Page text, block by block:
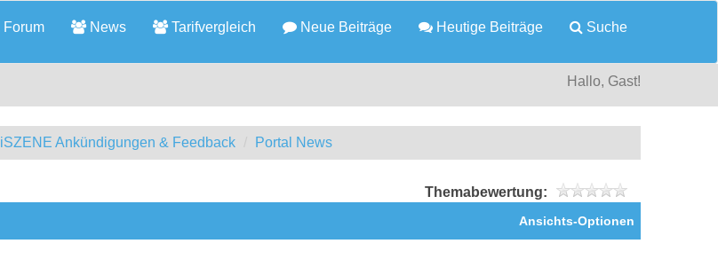
Forum News Tarifvergleich Neue Beiträge Heutige Beiträge Suche
Hallo, Gast!
iSZENE Ankündigungen & Feedback Portal News
Themabewertung:
Ansichts-Optionen